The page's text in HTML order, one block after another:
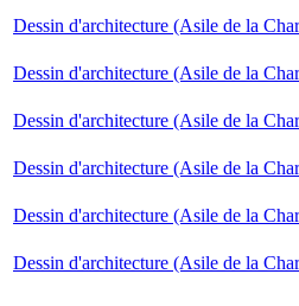
Dessin d'architecture (Asile de la
Dessin d'architecture (Asile de la
Dessin d'architecture (Asile de la
Dessin d'architecture (Asile de la
Dessin d'architecture (Asile de la
Dessin d'architecture (Asile de la